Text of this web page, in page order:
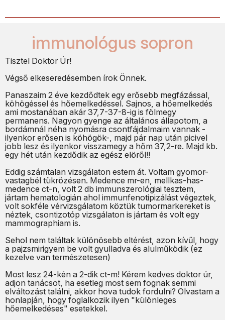
immunológus sopron
Tisztel Doktor Úr!
Végső elkeseredésemben írok Önnek.
Panaszaim 2 éve kezdődtek egy erősebb megfázással,
köhögéssel és hőemelkedéssel. Sajnos, a hőemelkedés
ami mostanában akár 37,7-37-8-ig is fölmegy
permanens. Nagyon gyenge az általános állapotom, a
bordámnál néha nyomásra csontfájdalmaim vannak -
ilyenkor erősen is köhögök-, majd pár nap után picivel
jobb lesz és ilyenkor visszamegy a hőm 37,2-re. Majd kb.
egy hét után kezdődik az egész elöről!!
Eddig számtalan vizsgálaton estem át. Voltam gyomor-
vastagbél tükrözésen. Medence mr-en, mellkas-has-
medence ct-n, volt 2 db immunszerológiai tesztem,
jártam hematologián ahol immunfenotipizálást végeztek,
volt sokféle vérvizsgálatom köztük tumormarkereket is
néztek, csontizotóp vizsgálaton is jártam és volt egy
mammographiam is.
Sehol nem találtak különösebb eltérést, azon kívűl, hogy
a pajzsmirigyem be volt gyulladva és alulműködik (ez
kezelve van természetesen)
Most lesz 24-kén a 2-dik ct-m! Kérem kedves doktor úr,
adjon tanácsot, ha esetleg most sem fognak semmi
elváltozást találni, akkor hova tudok fordulni? Olvastam a
honlapján, hogy foglalkozik ilyen "különleges
hőemelkedéses" esetekkel.